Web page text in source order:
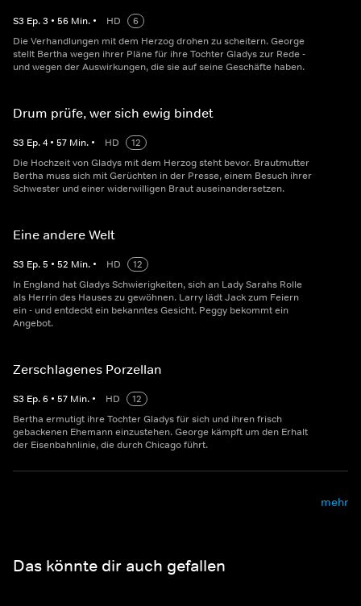
S3 Ep.3 • 56 Min. • HD
6
Die Verhandlungen mit dem Herzog drohen zu scheitern. George
stellt Bertha wegen ihrer Pläne für ihre Tochter Gladys zur Rede -
und wegen der Auswirkungen, die sie auf seine Geschäfte haben.
Drum prüfe, wer sich ewig bindet
S3 Ep.4 • 57 Min. • HD
12
Die Hochzeit von Gladys mit dem Herzog steht bevor. Brautmutter
Bertha muss sich mit Gerüchten in der Presse, einem Besuch ihrer
Schwester und einer widerwilligen Braut auseinandersetzen.
Eine andere Welt
S3 Ep.5 • 52 Min. • HD
12
In England hat Gladys Schwierigkeiten, sich an Lady Sarahs Rolle
als Herrin des Hauses zu gewöhnen. Larry lädt Jack zum Feiern
ein - und entdeckt ein bekanntes Gesicht. Peggy bekommt ein
Angebot.
Zerschlagenes Porzellan
S3 Ep.6 • 57 Min. • HD
12
Bertha ermutigt ihre Tochter Gladys für sich und ihren frisch
gebackenen Ehemann einzustehen. George kämpft um den Erhalt
der Eisenbahnlinie, die durch Chicago führt.
mehr
Das könnte dir auch gefallen